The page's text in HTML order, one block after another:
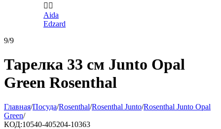
 
Aida
Edzard
9/9
Тарелка 33 см Junto Opal
Green Rosenthal
Главная/Посуда/Rosenthal/Rosenthal Junto/Rosenthal Junto Opal
Green/
КОД:10540-405204-10363